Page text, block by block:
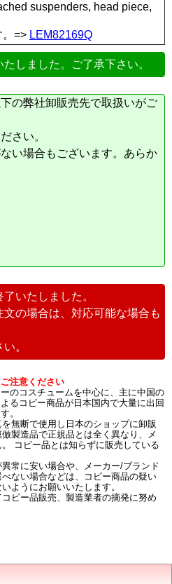
suspenders, head piece,
。=> LEM82169Q
しました。ご了承下さい。
の弊社卸販売先で取扱いがご
さい。
い場合もございます。あらか
いたしました。
の場合は、対応可能な場合も
。
注意ください
のコスチュームを中心に、主に中国の
るコピー商品が日本国内で大量に出回
。
無断で使用し日本のショップに卸販
製造品で正規品とは全く異なり、メ
コピー品とは知らずに販売している
常に安い場合や、メーカー/ブランド
ない場合などは、コピー商品の疑い
ようにお願いいたします。
ピー品販売、製造業者の摘発に努め